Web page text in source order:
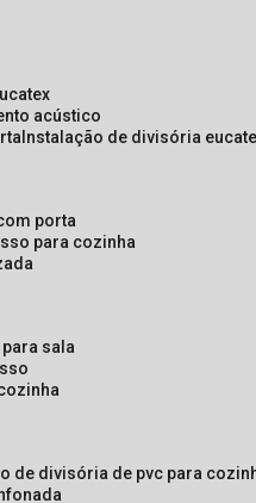
acústico
instalação de divisória
porta
para cozinha
sala
de divisória de pvc para